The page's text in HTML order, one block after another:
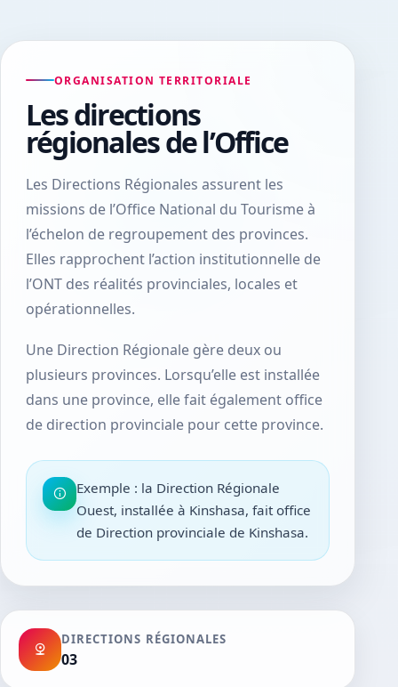
ORGANISATION TERRITORIALE
Les directions
régionales de l’Office
Les Directions Régionales assurent les
missions de l’Office National du Tourisme à
l’échelon de regroupement des provinces.
Elles rapprochent l’action institutionnelle de
l’ONT des réalités provinciales, locales et
opérationnelles.
Une Direction Régionale gère deux ou
plusieurs provinces. Lorsqu’elle est installée
dans une province, elle fait également office
de direction provinciale pour cette province.
Exemple : la Direction Régionale
Ouest, installée à Kinshasa, fait office
de Direction provinciale de Kinshasa.
DIRECTIONS RÉGIONALES
03